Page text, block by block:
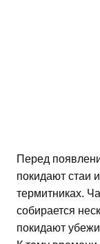
Перед
покидают стаи
термитниках.
собирается
покидают